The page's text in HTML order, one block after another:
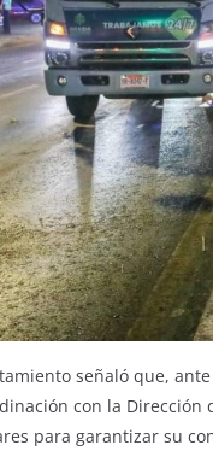
señaló que,
con la Dirección
para garantizar su